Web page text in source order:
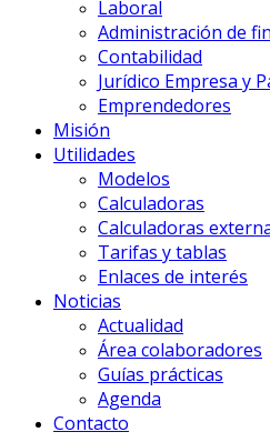
Laboral
Administración de
Contabilidad
Jurídico Empresa y
Emprendedores
Misión
Utilidades
Modelos
Calculadoras
Calculadoras
Tarifas y tablas
Enlaces de interés
Noticias
Actualidad
Área colaboradores
Guías prácticas
Agenda
Contacto